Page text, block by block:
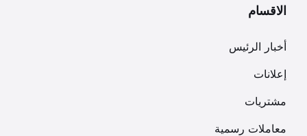
الاقسام
أخبار الرئيس
إعلانات
مشتريات
معاملات رسمية